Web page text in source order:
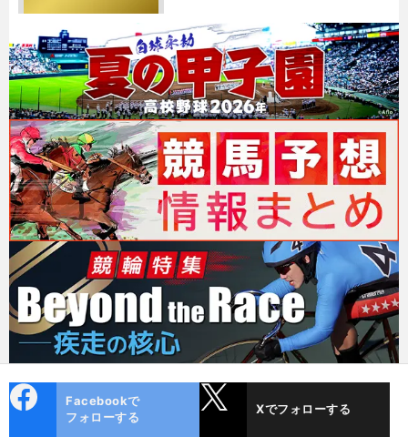
ok
Facebookで
フォローする
Xでフォローする